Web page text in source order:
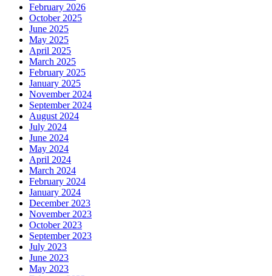
February 2026
October 2025
June 2025
May 2025
April 2025
March 2025
February 2025
January 2025
November 2024
September 2024
August 2024
July 2024
June 2024
May 2024
April 2024
March 2024
February 2024
January 2024
December 2023
November 2023
October 2023
September 2023
July 2023
June 2023
May 2023